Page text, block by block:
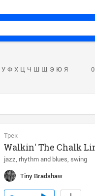
У Ф Х Ц Ч Ш Щ Э Ю Я
Трек
Walkin' The Chalk
jazz rhythm and blues swing
Tiny Bradshaw